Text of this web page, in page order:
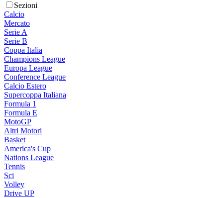
Sezioni
Calcio
Mercato
Serie A
Serie B
Coppa Italia
Champions League
Europa League
Conference League
Calcio Estero
Supercoppa Italiana
Formula 1
Formula E
MotoGP
Altri Motori
Basket
America's Cup
Nations League
Tennis
Sci
Volley
Drive UP